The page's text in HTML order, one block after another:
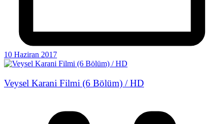
10 Haziran 2017
Veysel Karani Filmi (6 Bölüm) / HD